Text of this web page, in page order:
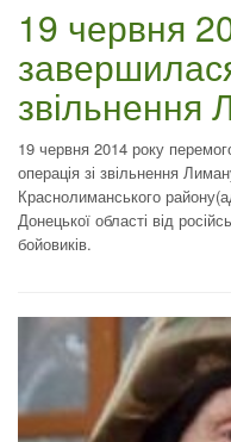
19 червня
звільнення
19 червня 2014 року
операція зі звільнення
Краснолиманського
Донецької області від
бойовиків.